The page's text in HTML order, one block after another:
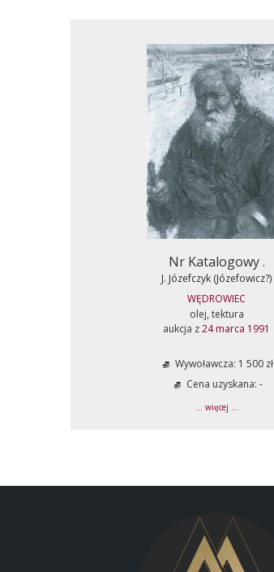
Nr Katalogowy .
J. Józefczyk (Józefowicz?)
WĘDROWIEC
olej, tektura
aukcja z24 marca 1991
Wywoławcza: 1 500 zł
Cena uzyskana: -
... więcej ...